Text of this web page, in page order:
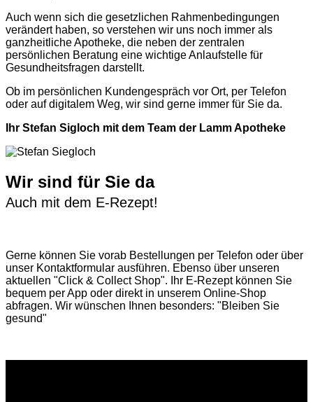
Auch wenn sich die gesetzlichen Rahmenbedingungen
verändert haben, so verstehen wir uns noch immer als
ganzheitliche Apotheke, die neben der zentralen
persönlichen Beratung eine wichtige Anlaufstelle für
Gesundheitsfragen darstellt.
Ob im persönlichen Kundengespräch vor Ort, per Telefon
oder auf digitalem Weg, wir sind gerne immer für Sie da.
Ihr Stefan Sigloch mit dem Team der Lamm Apotheke
Wir sind für Sie da
Auch mit dem E-Rezept!
Gerne können Sie vorab Bestellungen per Telefon oder über
unser Kontaktformular ausführen. Ebenso über unseren
aktuellen "Click & Collect Shop". Ihr E-Rezept können Sie
bequem per App oder direkt in unserem Online-Shop
abfragen. Wir wünschen Ihnen besonders: "Bleiben Sie
gesund"